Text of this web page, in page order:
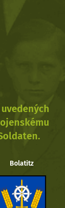
Bolatitz